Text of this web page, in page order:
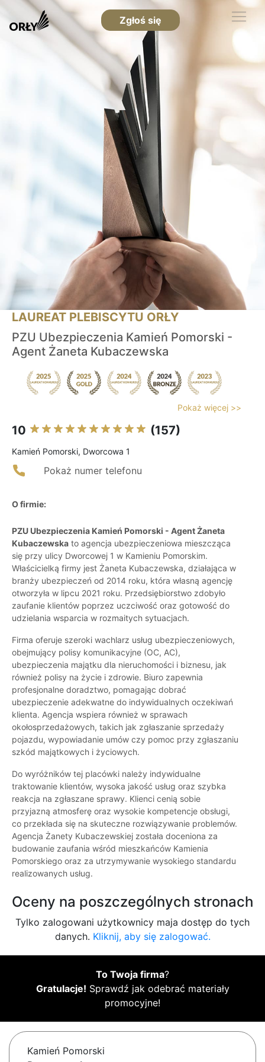
Zgłoś się
LAUREAT PLEBISCYTU ORŁY
PZU Ubezpieczenia Kamień Pomorski -
Agent Żaneta Kubaczewska
Pokaż więcej >>
10 (157)
Kamień Pomorski, Dworcowa 1
Pokaż numer telefonu
O firmie:
PZU Ubezpieczenia Kamień Pomorski - Agent Żaneta
Kubaczewska to agencja ubezpieczeniowa mieszcząca
się przy ulicy Dworcowej 1 w Kamieniu Pomorskim.
Właścicielką firmy jest Żaneta Kubaczewska, działająca w
branży ubezpieczeń od 2014 roku, która własną agencję
otworzyła w lipcu 2021 roku. Przedsiębiorstwo zdobyło
zaufanie klientów poprzez uczciwość oraz gotowość do
udzielania wsparcia w rozmaitych sytuacjach.
Firma oferuje szeroki wachlarz usług ubezpieczeniowych,
obejmujący polisy komunikacyjne (OC, AC),
ubezpieczenia majątku dla nieruchomości i biznesu, jak
również polisy na życie i zdrowie. Biuro zapewnia
profesjonalne doradztwo, pomagając dobrać
ubezpieczenie adekwatne do indywidualnych oczekiwań
klienta. Agencja wspiera również w sprawach
okołosprzedażowych, takich jak zgłaszanie sprzedaży
pojazdu, wypowiadanie umów czy pomoc przy zgłaszaniu
szkód majątkowych i życiowych.
Do wyróżników tej placówki należy indywidualne
traktowanie klientów, wysoka jakość usług oraz szybka
reakcja na zgłaszane sprawy. Klienci cenią sobie
przyjazną atmosferę oraz wysokie kompetencje obsługi,
co przekłada się na skuteczne rozwiązywanie problemów.
Agencja Żanety Kubaczewskiej została doceniona za
budowanie zaufania wśród mieszkańców Kamienia
Pomorskiego oraz za utrzymywanie wysokiego standardu
realizowanych usług.
Oceny na poszczególnych stronach
Tylko zalogowani użytkownicy maja dostęp do tych
danych. Kliknij, aby się zalogować.
To Twoja firma?
Gratulacje! Sprawdź jak odebrać materiały
promocyjne!
Kamień Pomorski